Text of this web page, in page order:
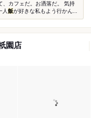
、カフェだ。お洒落だ。 気持
人 飯が好きな私もよう行かん...
園店